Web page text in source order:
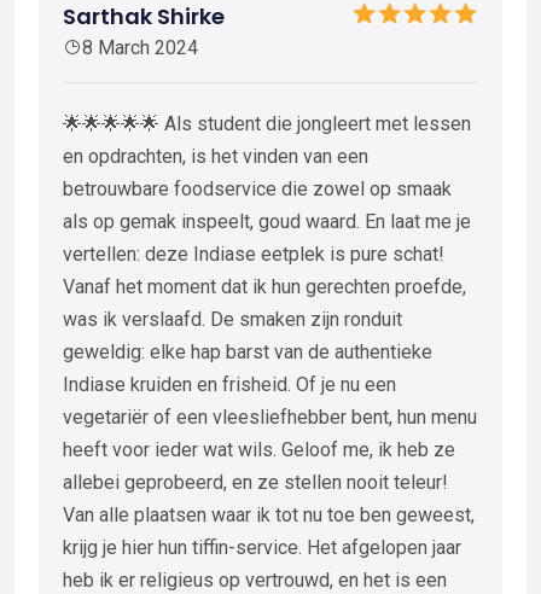
Sarthak Shirke
8 March 2024
🌟🌟🌟🌟🌟 Als student die jongleert met lessen
en opdrachten, is het vinden van een
betrouwbare foodservice die zowel op smaak
als op gemak inspeelt, goud waard. En laat me je
vertellen: deze Indiase eetplek is pure schat!
Vanaf het moment dat ik hun gerechten proefde,
was ik verslaafd. De smaken zijn ronduit
geweldig: elke hap barst van de authentieke
Indiase kruiden en frisheid. Of je nu een
vegetariër of een vleesliefhebber bent, hun menu
heeft voor ieder wat wils. Geloof me, ik heb ze
allebei geprobeerd, en ze stellen nooit teleur!
Van alle plaatsen waar ik tot nu toe ben geweest,
krijg je hier hun tiffin-service. Het afgelopen jaar
heb ik er religieus op vertrouwd, en het is een